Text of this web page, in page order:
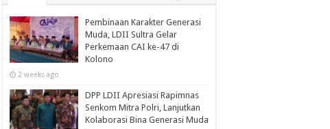
Pembinaan Karakter Generasi
Muda, LDII Sultra Gelar
Perkemaan CAI ke-47 di
Kolono
2 weeks ago
DPP LDII Apresiasi Rapimnas
Senkom Mitra Polri, Lanjutkan
Kolaborasi Bina Generasi Muda